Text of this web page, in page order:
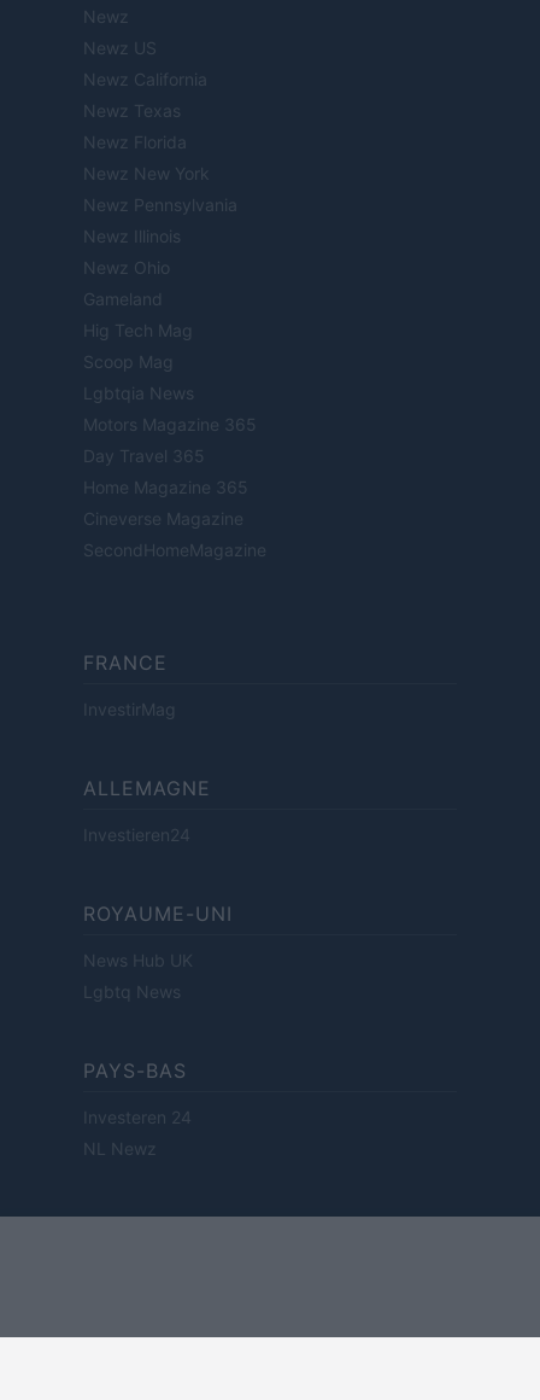
Newz
Newz US
Newz California
Newz Texas
Newz Florida
Newz New York
Newz Pennsylvania
Newz Illinois
Newz Ohio
Gameland
Hig Tech Mag
Scoop Mag
Lgbtqia News
Motors Magazine 365
Day Travel 365
Home Magazine 365
Cineverse Magazine
SecondHomeMagazine
FRANCE
InvestirMag
ALLEMAGNE
Investieren24
ROYAUME-UNI
News Hub UK
Lgbtq News
PAYS-BAS
Investeren 24
NL Newz